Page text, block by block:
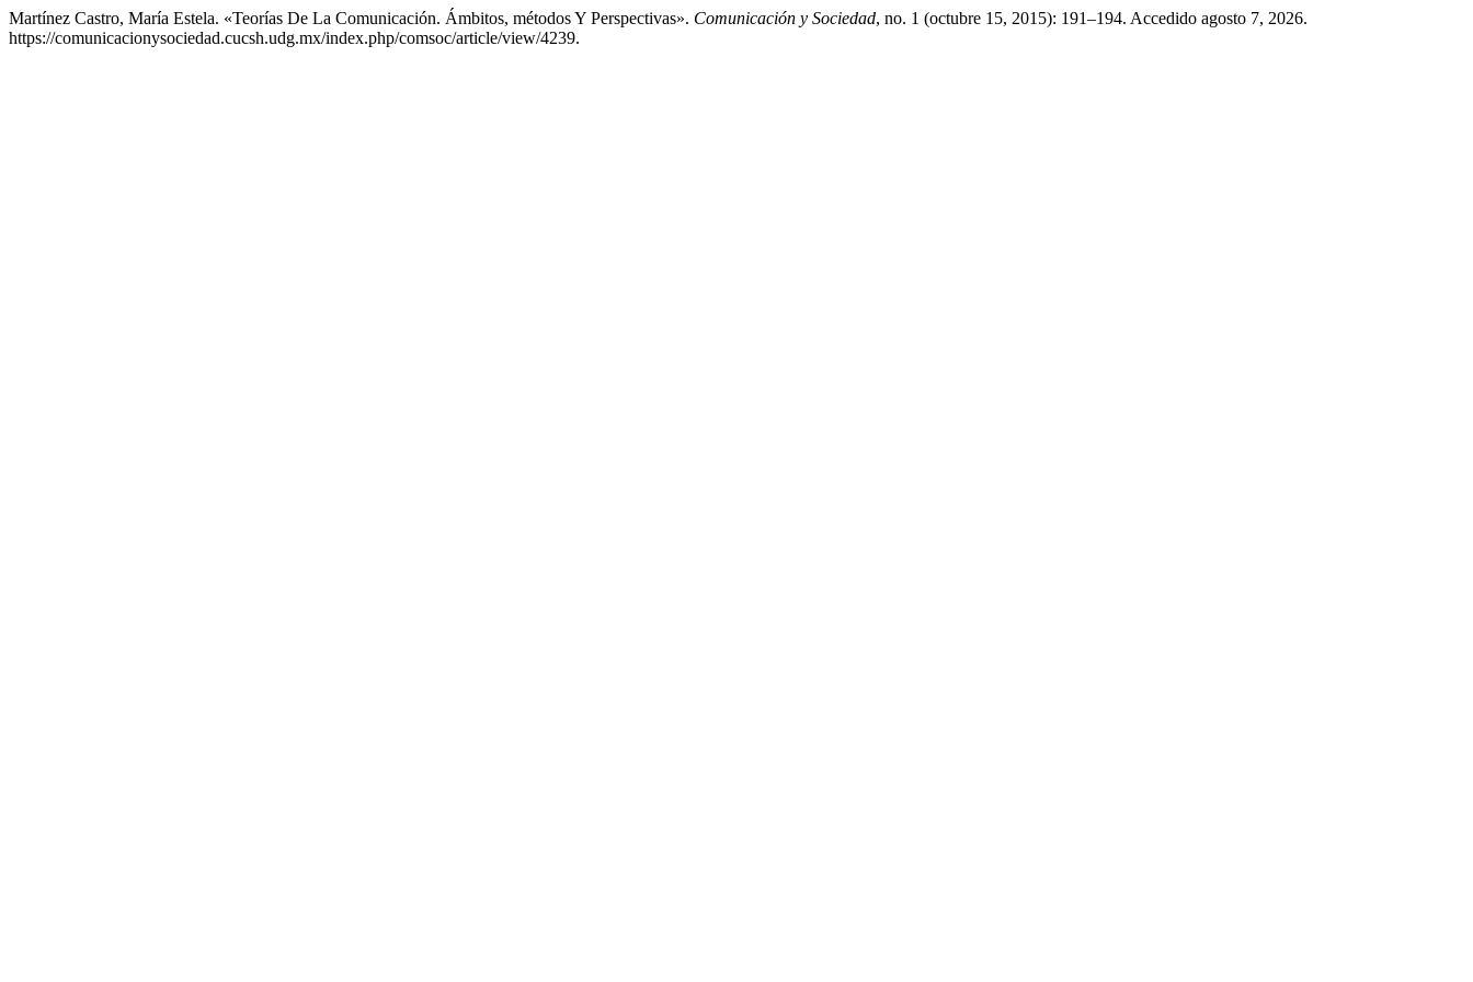
Martínez Castro, María Estela. «Teorías De La Comunicación. Ámbitos, métodos Y Perspectivas». Comunicación y Sociedad, no. 1 (octubre 15, 2015): 191–194. Accedido agosto 7, 2026.
https://comunicacionysociedad.cucsh.udg.mx/index.php/comsoc/article/view/4239.